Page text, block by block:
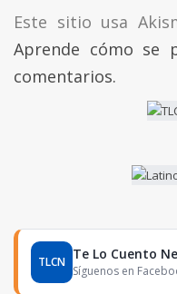
Este sitio usa
Aprende cómo se
comentarios.
TLCN Te Lo Cuento
Síguenos en